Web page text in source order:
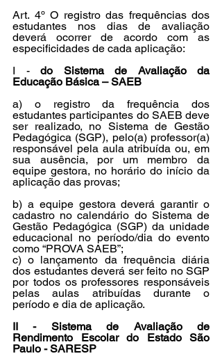
Art. 4º O registro das frequências dos
estudantes nos dias de avaliação
deverá ocorrer de acordo com as
especificidades de cada aplicação:
I - do Sistema de Avaliação da
Educação Básica – SAEB
a) o registro da frequência dos
estudantes participantes do SAEB deve
ser realizado, no Sistema de Gestão
Pedagógica (SGP), pelo(a) professor(a)
responsável pela aula atribuída ou, em
sua ausência, por um membro da
equipe gestora, no horário do início da
aplicação das provas;
b) a equipe gestora deverá garantir o
cadastro no calendário do Sistema de
Gestão Pedagógica (SGP) da unidade
educacional no período/dia do evento
como “PROVA SAEB”;
c) o lançamento da frequência diária
dos estudantes deverá ser feito no SGP
por todos os professores responsáveis
pelas aulas atribuídas durante o
período e dia de aplicação.
II - Sistema de Avaliação de
Rendimento Escolar do Estado São
Paulo - SARESP